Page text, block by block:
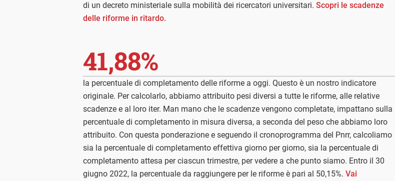
di un decreto ministeriale sulla mobilità dei ricercatori universitari. Scopri le scadenze
delle riforme in ritardo.
41,88%
la percentuale di completamento delle riforme a oggi. Questo è un nostro indicatore
originale. Per calcolarlo, abbiamo attribuito pesi diversi a tutte le riforme, alle relative
scadenze e al loro iter. Man mano che le scadenze vengono completate, impattano sulla
percentuale di completamento in misura diversa, a seconda del peso che abbiamo loro
attribuito. Con questa ponderazione e seguendo il cronoprogramma del Pnrr, calcoliamo
sia la percentuale di completamento effettiva giorno per giorno, sia la percentuale di
completamento attesa per ciascun trimestre, per vedere a che punto siamo. Entro il 30
giugno 2022, la percentuale da raggiungere per le riforme è pari al 50,15%. Vai